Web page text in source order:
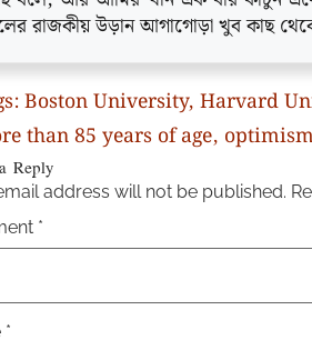
রাজকীয় উড়ান আগাগোড়া খুব কাছ
Boston University, Harvard
than 85 years of age,
Reply
address will not be published.
*
*